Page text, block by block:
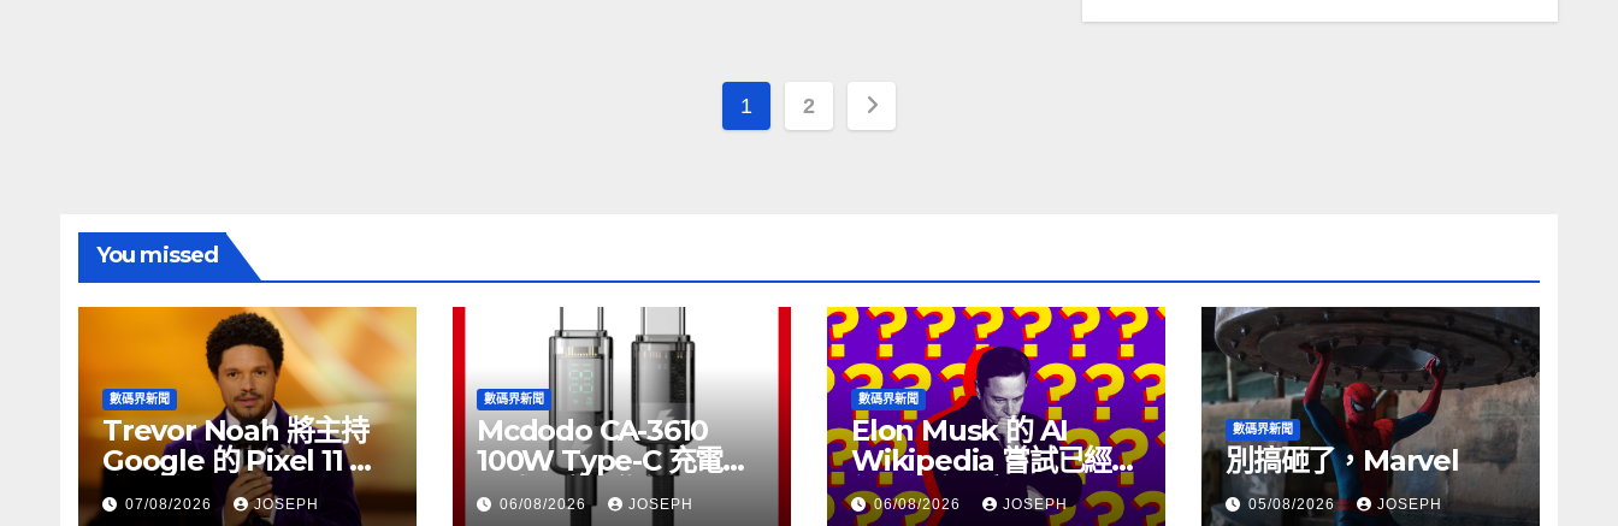
文
1 2
You missed
數碼界新聞
Trevor Noah 將主持
Google 的 Pixel 11 推
介活動
07/08/2026 JOSEPH
數碼界新聞
Mcdodo CA-3610
100W Type-C 充電線
正式上市，售價
06/08/2026 JOSEPH
數碼界新聞
Elon Musk 的 AI
Wikipedia 嘗試已經幾
個月沒有更新了
06/08/2026 JOSEPH
數碼界新聞
別搞砸了，Marvel
05/08/2026 JOSEPH